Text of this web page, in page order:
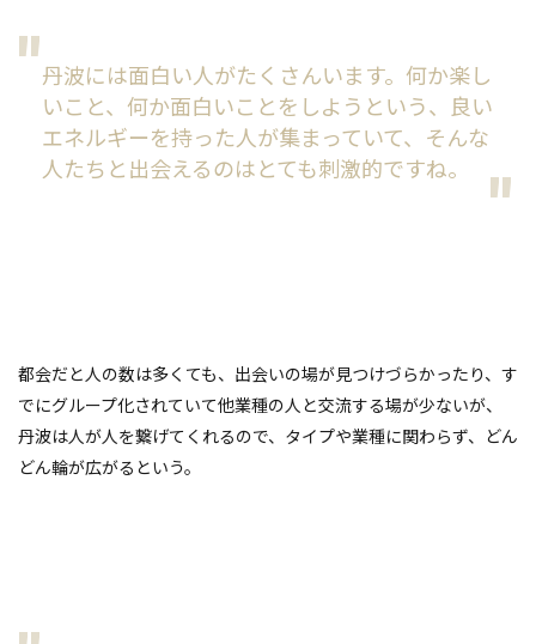
丹波には面白い人がたくさんいます。何か楽し
いこと、何か面白いことをしようという、良い
エネルギーを持った人が集まっていて、そんな
人たちと出会えるのはとても刺激的ですね。
都会だと人の数は多くても、出会いの場が見つけづらかったり、す
でにグループ化されていて他業種の人と交流する場が少ないが、
丹波は人が人を繋げてくれるので、タイプや業種に関わらず、どん
どん輪が広がるという。